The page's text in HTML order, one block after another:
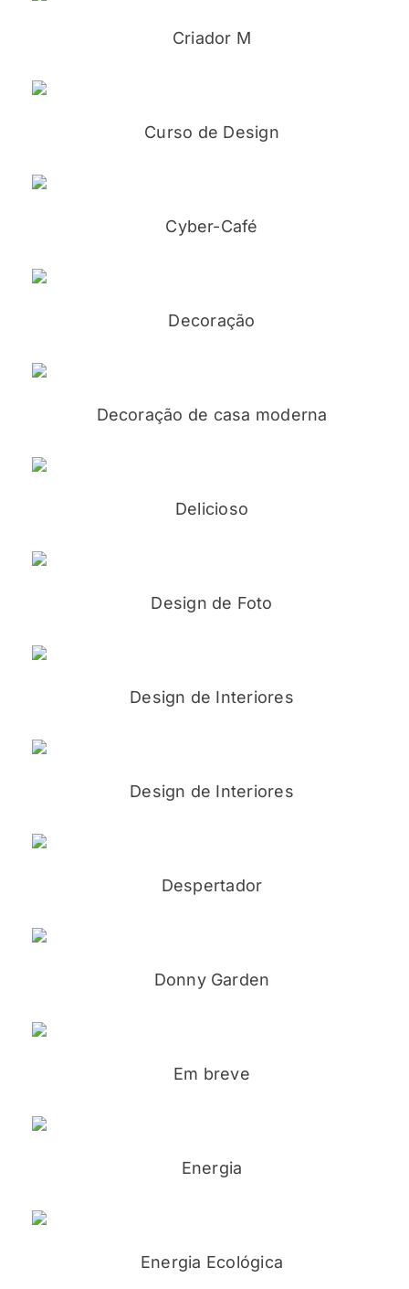
Criador M
Curso de Design
Cyber-Café
Decoração
Decoração de casa moderna
Delicioso
Design de Foto
Design de Interiores
Design de Interiores
Despertador
Donny Garden
Em breve
Energia
Energia Ecológica